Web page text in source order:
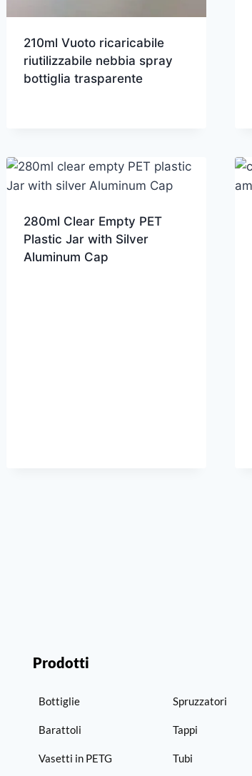
210ml Vuoto ricaricabile
riutilizzabile nebbia spray
bottiglia trasparente
280ml Clear Empty PET
Plastic Jar with Silver
Aluminum Cap
Prodotti
Bottiglie
Barattoli
Vasetti in PETG
Spruzzatori
Tappi
Tubi